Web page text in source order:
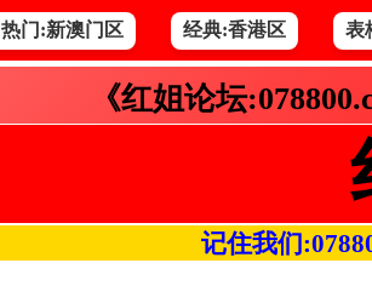
热门:新澳门区 经典:香港区 表
《红姐论坛
记住我们